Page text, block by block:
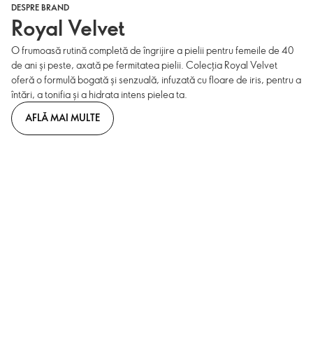
DESPRE BRAND
Royal Velvet
O frumoasă rutină completă de îngrijire a pielii pentru femeile de 40
de ani și peste, axată pe fermitatea pielii. Colecția Royal Velvet
oferă o formulă bogată și senzuală, infuzată cu floare de iris, pentru a
întări, a tonifia și a hidrata intens pielea ta.
AFLĂ MAI MULTE